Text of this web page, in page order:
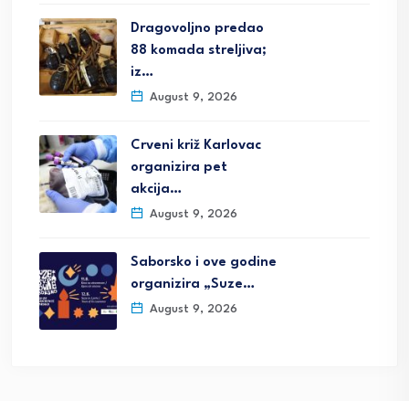
Dragovoljno predao
88 komada streljiva;
iz…
August 9, 2026
Crveni križ Karlovac
organizira pet
akcija…
August 9, 2026
Saborsko i ove godine
organizira „Suze…
August 9, 2026